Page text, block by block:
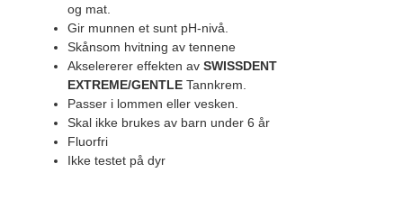
og mat.
Gir munnen et sunt pH-nivå.
Skånsom hvitning av tennene
Akselererer effekten avSWISSDENT
EXTREME/GENTLE Tannkrem.
Passer i lommen eller vesken.
Skal ikke brukes av barn under 6 år
Fluorfri
Ikke testet på dyr